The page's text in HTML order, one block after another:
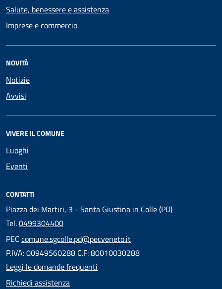
Salute, benessere e assistenza
Imprese e commercio
NOVITÀ
Notizie
Avvisi
VIVERE IL COMUNE
Luoghi
Eventi
CONTATTI
Piazza dei Martiri, 3 - Santa Giustina in Colle (PD)
Tel.0499304400
PEC comune.sgcolle.pd@pecveneto.it
P.IVA: 00949560288 C.F: 80010030288
Leggi le domande frequenti
Richiedi assistenza